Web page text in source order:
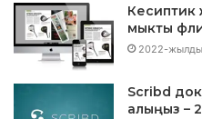
Кесиптик
мыкты
2022-
Scribd
алыңыз –